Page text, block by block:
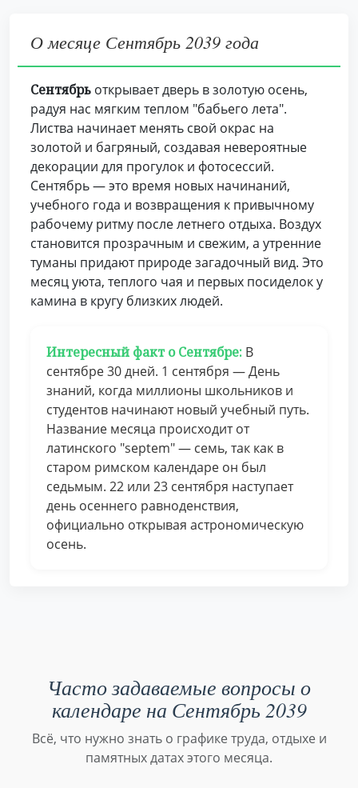
О месяце Сентябрь 2039 года
Сентябрь открывает дверь в золотую осень,
радуя нас мягким теплом "бабьего лета".
Листва начинает менять свой окрас на
золотой и багряный, создавая невероятные
декорации для прогулок и фотосессий.
Сентябрь — это время новых начинаний,
учебного года и возвращения к привычному
рабочему ритму после летнего отдыха. Воздух
становится прозрачным и свежим, а утренние
туманы придают природе загадочный вид. Это
месяц уюта, теплого чая и первых посиделок у
камина в кругу близких людей.
Интересный факт о Сентябре: В
сентябре 30 дней. 1 сентября — День
знаний, когда миллионы школьников и
студентов начинают новый учебный путь.
Название месяца происходит от
латинского "septem" — семь, так как в
старом римском календаре он был
седьмым. 22 или 23 сентября наступает
день осеннего равноденствия,
официально открывая астрономическую
осень.
Часто задаваемые вопросы о
календаре на Сентябрь 2039
Всё, что нужно знать о графике труда, отдыхе и
памятных датах этого месяца.